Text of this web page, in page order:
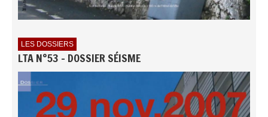
LES DOSSIERS
LTA N°53 - DOSSIER SÉISME